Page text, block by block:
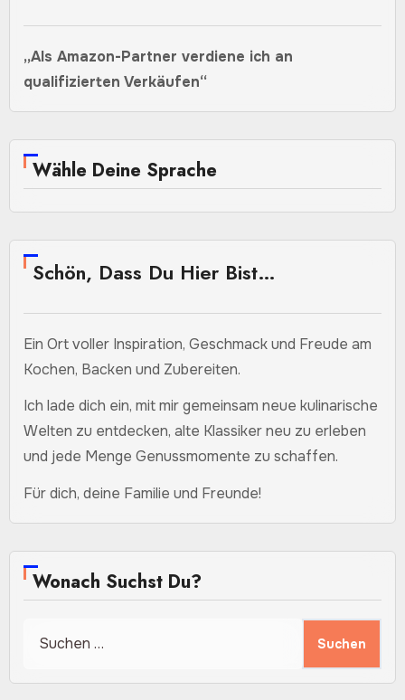
„Als Amazon-Partner verdiene ich an
qualifizierten Verkäufen“
Wähle Deine Sprache
Schön, Dass Du Hier Bist…
Ein Ort voller Inspiration, Geschmack und Freude am
Kochen, Backen und Zubereiten.
Ich lade dich ein, mit mir gemeinsam neue kulinarische
Welten zu entdecken, alte Klassiker neu zu erleben
und jede Menge Genussmomente zu schaffen.
Für dich, deine Familie und Freunde!
Wonach Suchst Du?